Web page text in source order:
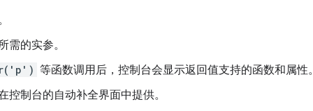
需的实参。
等函数调用后，控制台会显示返回值支持的函数和属性。
控制台的自动补全界面中提供。